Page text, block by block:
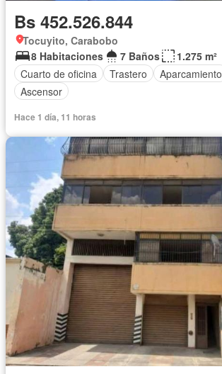
Bs 452.526.844
Tocuyito, Carabobo
8 Habitaciones
7 Baños
1.275 m²
Cuarto de oficina
Trastero Aparcamiento
Ascensor
Hace 1 día, 11 horas